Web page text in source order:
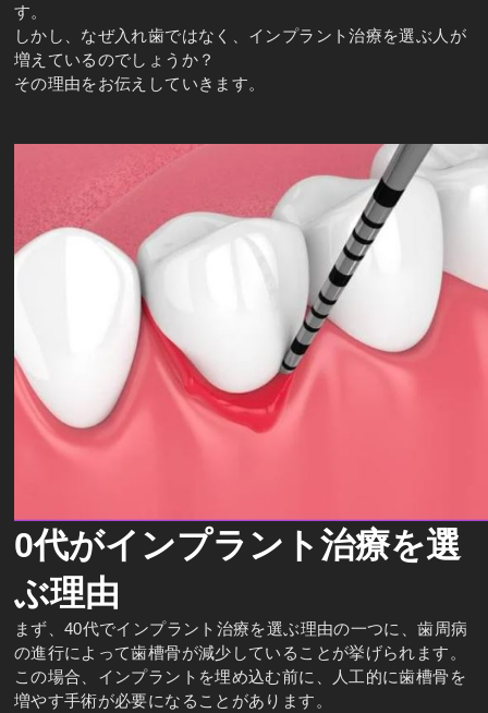
す。
しかし、なぜ入れ歯ではなく、インプラント治療を選ぶ人が
増えているのでしょうか？
その理由をお伝えしていきます。
0代がインプラント治療を選
ぶ理由
まず、40代でインプラント治療を選ぶ理由の一つに、歯周病
の進行によって歯槽骨が減少していることが挙げられます。
この場合、インプラントを埋め込む前に、人工的に歯槽骨を
増やす手術が必要になることがあります。